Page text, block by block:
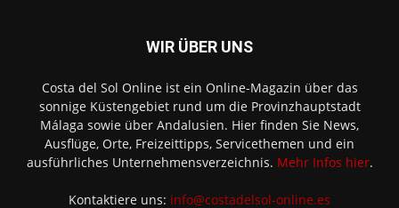
WIR ÜBER UNS
Costa del Sol Online ist ein Online-Magazin über das
sonnige Küstengebiet rund um die Provinzhauptstadt
Málaga sowie über Andalusien. Hier finden Sie News,
Ausflüge, Orte, Freizeittipps, Servicethemen und ein
ausführliches Unternehmensverzeichnis. Mehr Infos hier.
Kontaktiere uns: info@costadelsol-online.es